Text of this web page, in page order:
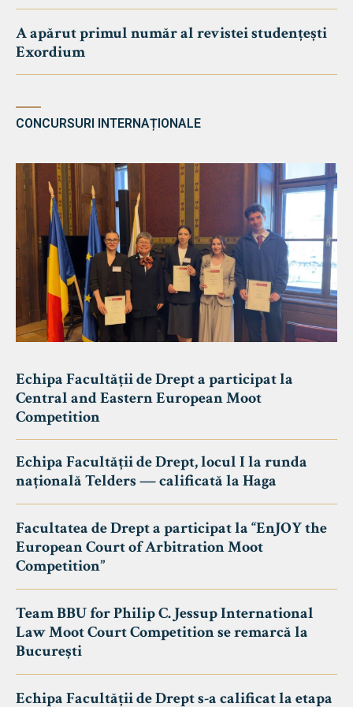
A apărut primul număr al revistei studențești
Exordium
CONCURSURI INTERNAȚIONALE
Echipa Facultății de Drept a participat la
Central and Eastern European Moot
Competition
Echipa Facultății de Drept, locul I la runda
națională Telders — calificată la Haga
Facultatea de Drept a participat la “EnJOY the
European Court of Arbitration Moot
Competition”
Team BBU for Philip C. Jessup International
Law Moot Court Competition se remarcă la
București
Echipa Facultății de Drept s-a calificat la etapa